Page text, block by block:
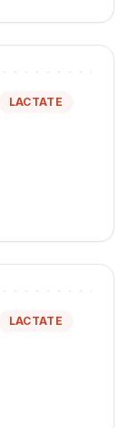
LACTATE
LACTATE